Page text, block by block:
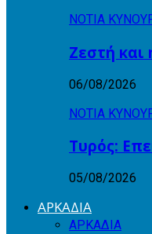
ΝΟΤΙΑ
Ζεστή
06/08/2026
ΝΟΤΙΑ
Τυρός:
05/08/2026
ΑΡΚΑΔΙΑ
ΑΡΚΑΔΙΑ